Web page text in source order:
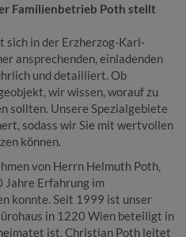
Familienbetrieb Poth stellt
sich in der Erzherzog-Karl-
ansprechenden, einladenden
und detailliert. Ob
wir wissen, worauf zu
sollten. Unsere Spezialgebiete
sodass wir Sie mit wertvollen
können.
von Herrn Helmuth Poth,
Jahre Erfahrung im
konnte. Seit 1999 ist unser
in 1220 Wien beteiligt in
ist. Christian Poth leitet